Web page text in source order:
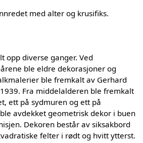
med alter og krusifiks.
diverse ganger. Ved
ble eldre dekorasjoner og
ble fremkalt av Gerhard
Fra middelalderen ble fremkalt
ett på sydmuren og ett på
avdekket geometrisk dekor i buen
Dekoren består av siksakbord
felter i rødt og hvitt ytterst.